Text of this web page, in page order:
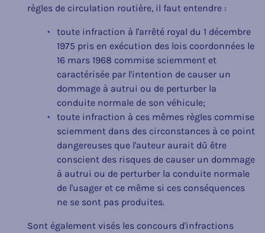
règles de circulation routière, il faut entendre :
toute infraction à l'arrêté royal du 1 décembre
1975 pris en exécution des lois coordonnées le
16 mars 1968 commise sciemment et
caractérisée par l'intention de causer un
dommage à autrui ou de perturber la
conduite normale de son véhicule;
toute infraction à ces mêmes règles commise
sciemment dans des circonstances à ce point
dangereuses que l'auteur aurait dû être
conscient des risques de causer un dommage
à autrui ou de perturber la conduite normale
de l'usager et ce même si ces conséquences
ne se sont pas produites.
Sont également visés les concours d'infractions